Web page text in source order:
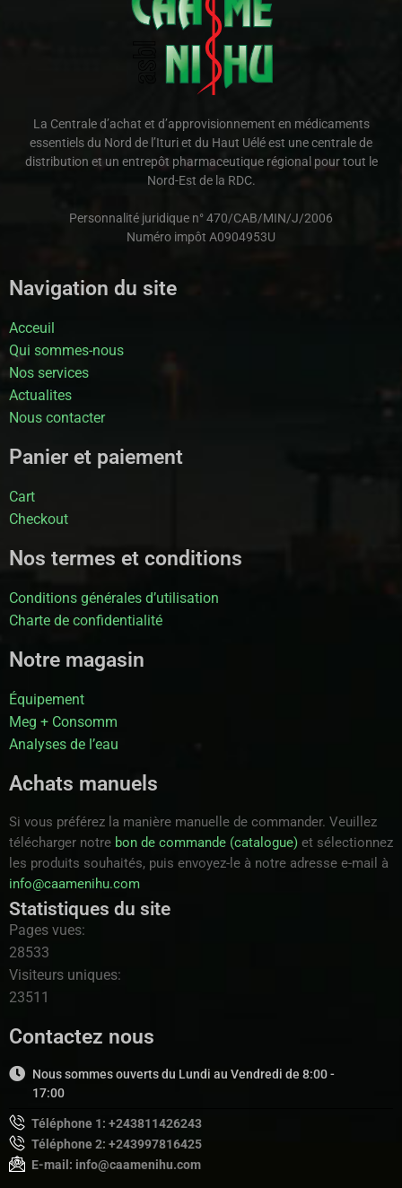
La Centrale d’achat et d’approvisionnement en médicaments
essentiels du Nord de l’Ituri et du Haut Uélé est une centrale de
distribution et un entrepôt pharmaceutique régional pour tout le
Nord-Est de la RDC.
Personnalité juridique n° 470/CAB/MIN/J/2006
Numéro impôt A0904953U
Navigation du site
Acceuil
Qui sommes-nous
Nos services
Actualites
Nous contacter
Panier et paiement
Cart
Checkout
Nos termes et conditions
Conditions générales d’utilisation
Charte de confidentialité
Notre magasin
Équipement
Meg + Consomm
Analyses de l’eau
Achats manuels
Si vous préférez la manière manuelle de commander. Veuillez
télécharger notre bon de commande (catalogue) et sélectionnez
les produits souhaités, puis envoyez-le à notre adresse e-mail à
info@caamenihu.com
Statistiques du site
Pages vues:
28533
Visiteurs uniques:
23511
Contactez nous
Nous sommes ouverts du Lundi au Vendredi de 8:00 -
17:00
Téléphone 1: +243811426243
Téléphone 2: +243997816425
E-mail: info@caamenihu.com